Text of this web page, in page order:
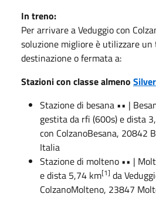
In treno:
Per arrivare a Veduggio con
soluzione migliore è utilizzare un
destinazione o fermata a:
Stazioni con classe almeno Silver
Stazione di besana •• |
gestita da rfi (600s) e dista
con ColzanoBesana, 20842
Italia
Stazione di molteno •• |
e dista 5,74 km[1] da
ColzanoMolteno, 23847